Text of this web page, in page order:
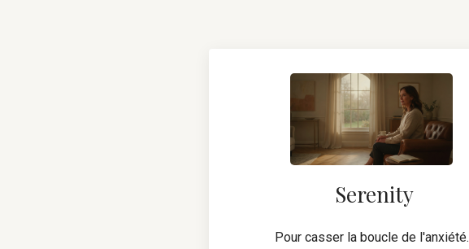
Serenity
Pour casser la boucle de l'anxiété.